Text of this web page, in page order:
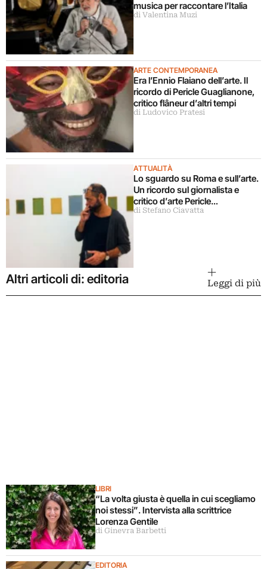
musica per raccontare l’Italia
di Valentina Muzi
ARTE CONTEMPORANEA
Era l’Ennio Flaiano dell’arte. Il
ricordo di Pericle Guaglianone,
critico flâneur d’altri tempi
di Ludovico Pratesi
ATTUALITÀ
Lo sguardo su Roma e sull’arte.
Un ricordo sul giornalista e
critico d’arte Pericle
Guaglianone
di Stefano Ciavatta
Altri articoli di: editoria Leggi di più
LIBRI
“La volta giusta è quella in cui scegliamo
noi stessi”. Intervista alla scrittrice
Lorenza Gentile
di Ginevra Barbetti
EDITORIA